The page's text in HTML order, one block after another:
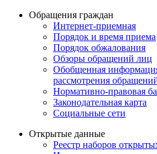
Обращения граждан
Интернет-приемная
Порядок и время приема
Порядок обжалования
Обзоры обращений лиц
Обобщенная информация
рассмотрения
Нормативно-правовая
Законодательная карта
Социальные сети
Открытые данные
Реестр наборов